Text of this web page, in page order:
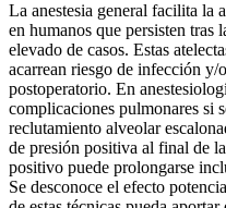
La anestesia general facilita la
en humanos que persisten tras
elevado de casos. Estas
acarrean riesgo de infección
postoperatorio. En
complicaciones pulmonares si
reclutamiento alveolar
de presión positiva al final de
positivo puede prolongarse
Se desconoce el efecto